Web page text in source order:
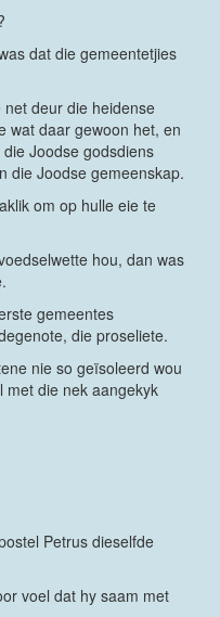
dat die gemeentetjies
deur die heidense
wat daar gewoon het, en
Joodse godsdiens
die Joodse gemeenskap.
om op hulle eie te
hou, dan was
gemeentes
die proseliete.
nie so geïsoleerd wou
met die nek aangekyk
Petrus dieselfde
voel dat hy saam met